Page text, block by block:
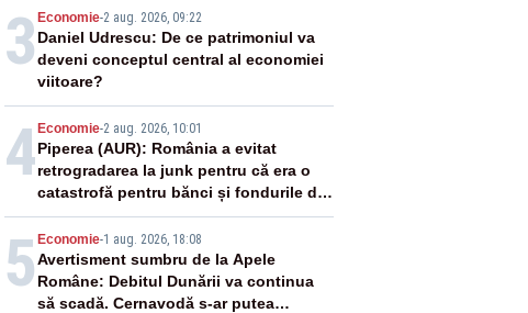
3 Economie-2 aug. 2026, 09:22
Daniel Udrescu: De ce patrimoniul va
deveni conceptul central al economiei
viitoare?
4 Economie-2 aug. 2026, 10:01
Piperea (AUR): România a evitat
retrogradarea la junk pentru că era o
catastrofă pentru bănci și fondurile de
pensii
5 Economie-1 aug. 2026, 18:08
Avertisment sumbru de la Apele
Române: Debitul Dunării va continua
să scadă. Cernavodă s-ar putea